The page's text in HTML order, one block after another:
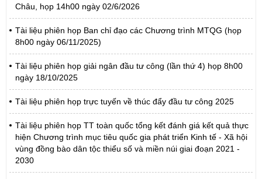
Châu, họp 14h00 ngày 02/6/2026
Tài liệu phiên họp Ban chỉ đạo các Chương trình MTQG (họp
8h00 ngày 06/11/2025)
Tài liệu phiên họp giải ngân đầu tư công (lần thứ 4) họp 8h00
ngày 18/10/2025
Tài liệu phiên họp trực tuyến về thúc đẩy đầu tư công 2025
Tài liệu phiên họp TT toàn quốc tổng kết đánh giá kết quả thực
hiện Chương trình mục tiêu quốc gia phát triển Kinh tế - Xã hội
vùng đồng bào dân tộc thiểu số và miền núi giai đoạn 2021 -
2030